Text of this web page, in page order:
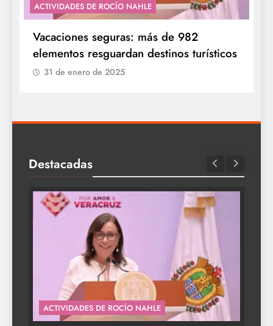
ACTIVIDADES DE ROCÍO NAHLE
Vacaciones seguras: más de 982
elementos resguardan destinos turísticos
31 de enero de 2025
Destacadas
ACTIVIDADES DE ROCÍO NAHLE